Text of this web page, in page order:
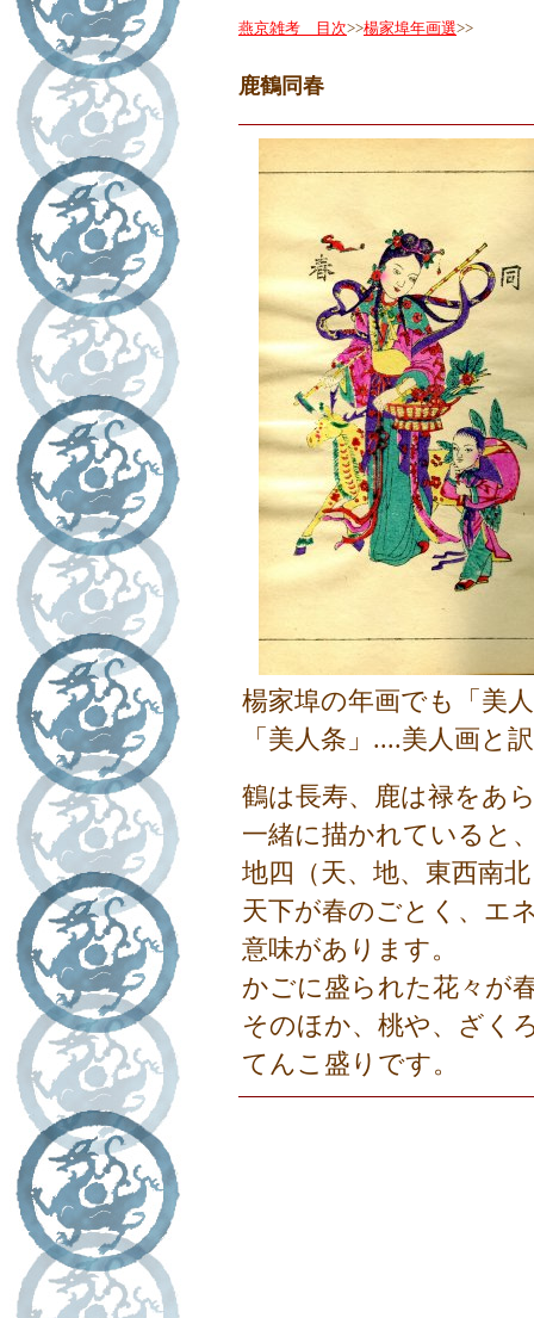
燕京雑考 目次>>楊家埠年画選>>
鹿鶴同春
楊家埠の年画でも「美
「美人条」....美人画と
鶴は長寿、鹿は禄をあ
一緒に描かれていると
地四（天、地、東西南
天下が春のごとく、エ
意味があります。
かごに盛られた花々が
そのほか、桃や、ざく
てんこ盛りです。